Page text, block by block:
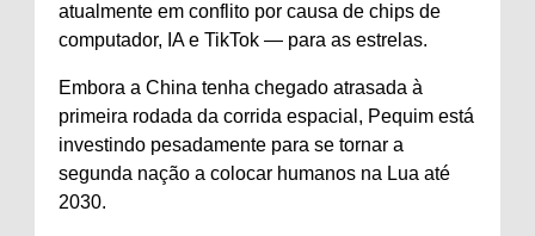
atualmente em conflito por causa de chips de
computador, IA e TikTok — para as estrelas.
Embora a China tenha chegado atrasada à
primeira rodada da corrida espacial, Pequim está
investindo pesadamente para se tornar a
segunda nação a colocar humanos na Lua até
2030.